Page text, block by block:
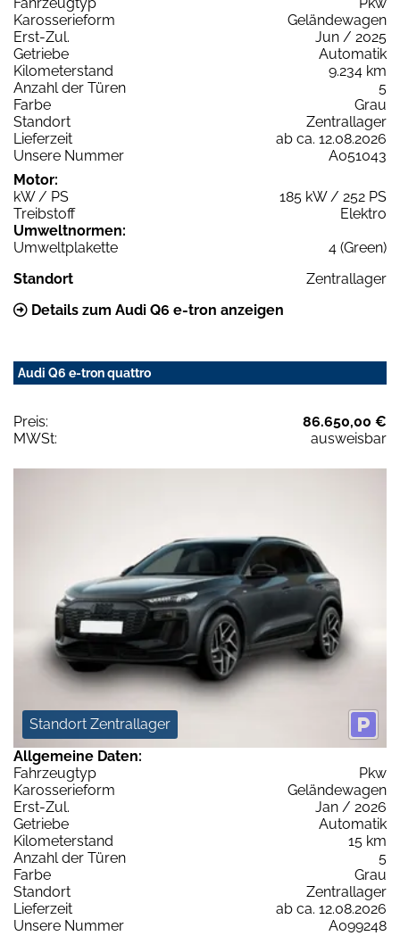
Karosserieform
Geländewagen
Erst-Zul.
Jun / 2025
Getriebe
Automatik
Kilometerstand
9.234 km
Anzahl der Türen
5
Farbe
Grau
Standort
Zentrallager
Lieferzeit
ab ca. 12.08.2026
Unsere Nummer
A051043
Motor:
kW / PS
185 kW / 252 PS
Treibstoff
Elektro
Umweltnormen:
Umweltplakette
4 (Green)
Standort
Zentrallager
Details zum Audi Q6 e-tron anzeigen
Audi Q6 e-tron quattro
Preis:
86.650,00 €
MWSt:
ausweisbar
Standort Zentrallager
Allgemeine Daten:
Fahrzeugtyp
Pkw
Karosserieform
Geländewagen
Erst-Zul.
Jan / 2026
Getriebe
Automatik
Kilometerstand
15 km
Anzahl der Türen
5
Farbe
Grau
Standort
Zentrallager
Lieferzeit
ab ca. 12.08.2026
Unsere Nummer
A099248